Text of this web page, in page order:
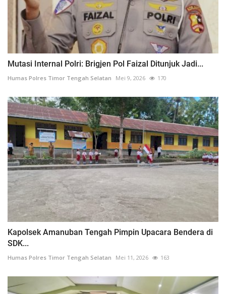
Mutasi Internal Polri: Brigjen Pol Faizal Ditunjuk Jadi...
Humas Polres Timor Tengah Selatan Mei 9, 2026 170
Kapolsek Amanuban Tengah Pimpin Upacara Bendera di
SDK...
Humas Polres Timor Tengah Selatan Mei 11, 2026 163